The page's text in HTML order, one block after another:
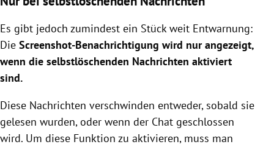
Es gibt jedoch zumindest ein Stück weit Entwarnung:
Die Screenshot-Benachrichtigung wird nur angezeigt,
wenn die selbstlöschenden Nachrichten aktiviert
sind.
Diese Nachrichten verschwinden entweder, sobald sie
gelesen wurden, oder wenn der Chat geschlossen
wird. Um diese Funktion zu aktivieren, muss man